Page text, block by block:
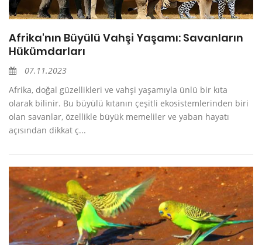
Afrika'nın Büyülü Vahşi Yaşamı: Savanların
Hükümdarları
07.11.2023
Afrika, doğal güzellikleri ve vahşi yaşamıyla ünlü bir kıta
olarak bilinir. Bu büyülü kıtanın çeşitli ekosistemlerinden biri
olan savanlar, özellikle büyük memeliler ve yaban hayatı
açısından dikkat ç...